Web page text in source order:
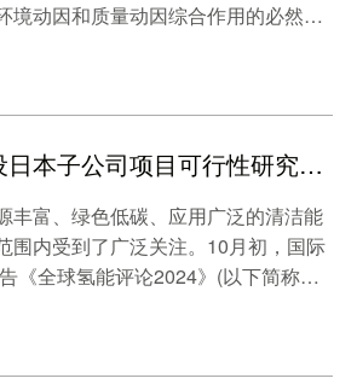
境动因和质量动因综合作用的必然结
高质量发展。方案指出要优化国有
场化经营机制长效化，健全以管资本
国有企业党的领导和党的建设。
陕西某公司新设日本子公司项目可行性研究报告案例
丰富、绿色低碳、应用广泛的清洁能
围内受到了广泛关注。10月初，国际
《全球氢能评论2024》(以下简称报
得了显著进展，同时在多个领域得